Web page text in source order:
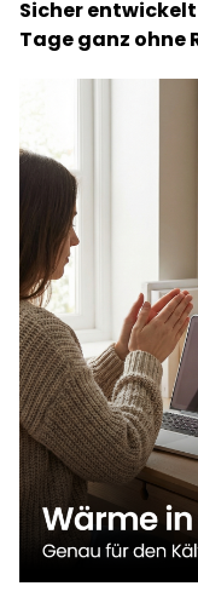
Sicher entwickelt
Tage ganz ohne